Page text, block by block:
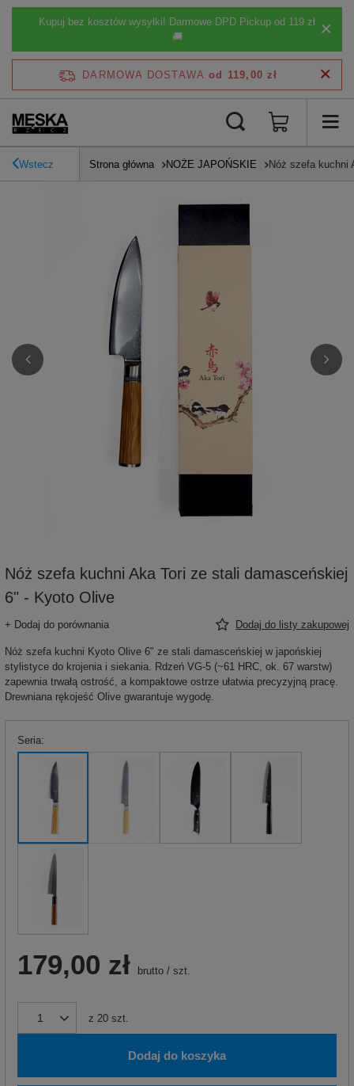
Kupuj bez kosztów wysyłki! Darmowe DPD Pickup od 119 zł
🚚
DARMOWA DOSTAWA od 119,00 zł
Wstecz Strona główna NOŻE JAPOŃSKIE Nóż szefa kuchni
Nóż szefa kuchni Aka Tori ze stali damasceńskiej
6" - Kyoto Olive
+ Dodaj do porównania Dodaj do listy zakupowej
Nóż szefa kuchni Kyoto Olive 6" ze stali damasceńskiej w japońskiej
stylistyce do krojenia i siekania. Rdzeń VG-5 (~61 HRC, ok. 67 warstw)
zapewnia trwałą ostrość, a kompaktowe ostrze ułatwia precyzyjną pracę.
Drewniana rękojeść Olive gwarantuje wygodę.
Seria
179,00 zł brutto / szt.
z 20 szt.
Dodaj do koszyka